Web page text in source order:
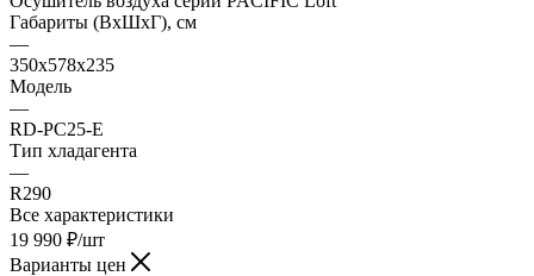
Габариты (ВхШхГ), см
—
350x578x235
Модель
—
RD-PC25-E
Тип хладагента
—
R290
Все характеристики
19 990 ₽/шт
Варианты цен